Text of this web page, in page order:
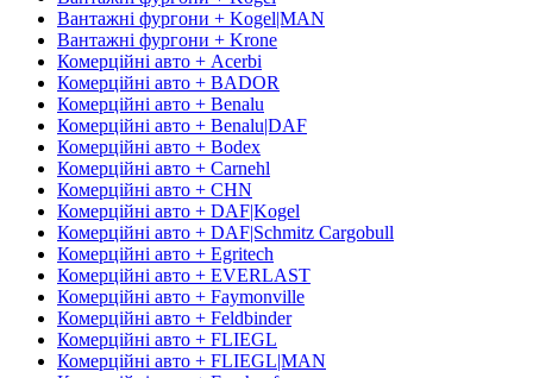
Вантажні фургони + Kogel|MAN
Вантажні фургони + Krone
Комерційні авто + Acerbi
Комерційні авто + BADOR
Комерційні авто + Benalu
Комерційні авто + Benalu|DAF
Комерційні авто + Bodex
Комерційні авто + Carnehl
Комерційні авто + CHN
Комерційні авто + DAF|Kogel
Комерційні авто + DAF|Schmitz Cargobull
Комерційні авто + Egritech
Комерційні авто + EVERLAST
Комерційні авто + Faymonville
Комерційні авто + Feldbinder
Комерційні авто + FLIEGL
Комерційні авто + FLIEGL|MAN